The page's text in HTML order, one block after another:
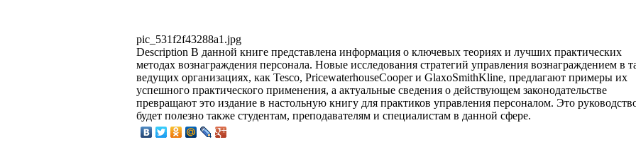
pic_531f2f43288a1.jpg
Description В данной книге представлена информация о ключевых теориях и лучших практических
методах вознаграждения персонала. Новые исследования стратегий управления вознаграждением в
ведущих организациях, как Tesco, PricewaterhouseCooper и GlaxoSmithKline, предлагают примеры их
успешного практического применения, а актуальные сведения о действующем законодательстве
превращают это издание в настольную книгу для практиков управления персоналом. Это
будет полезно также студентам, преподавателям и специалистам в данной сфере.